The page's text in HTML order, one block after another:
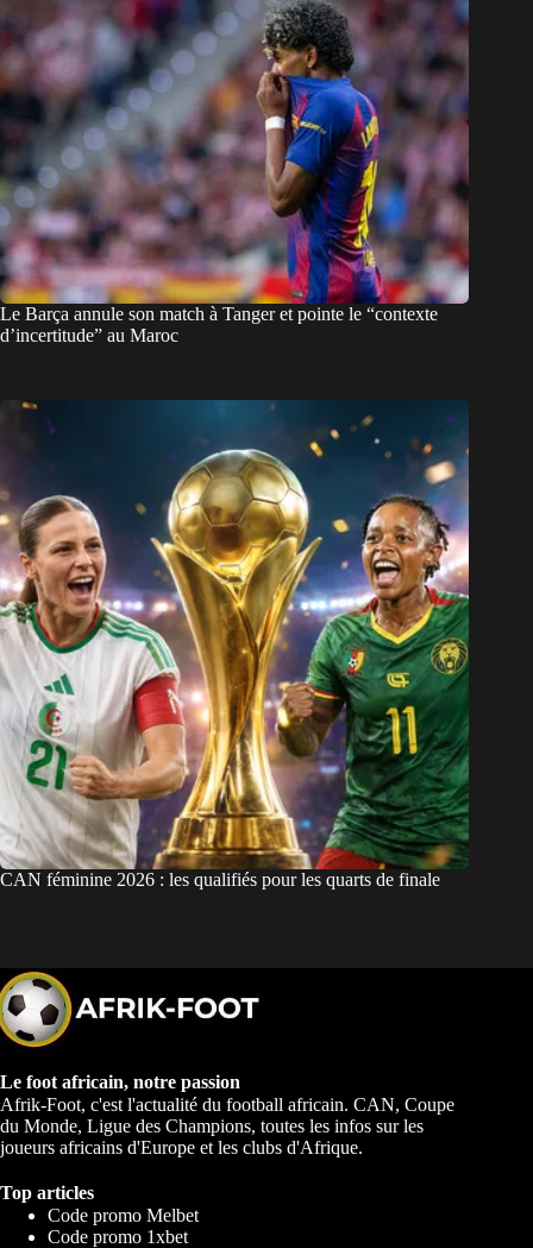
Le Barça annule son match à Tanger et pointe le “contexte
d’incertitude” au Maroc
CAN féminine 2026 : les qualifiés pour les quarts de finale
Le foot africain, notre passion
Afrik-Foot, c'est l'actualité du football africain. CAN, Coupe
du Monde, Ligue des Champions, toutes les infos sur les
joueurs africains d'Europe et les clubs d'Afrique.
Top articles
Code promo Melbet
Code promo 1xbet